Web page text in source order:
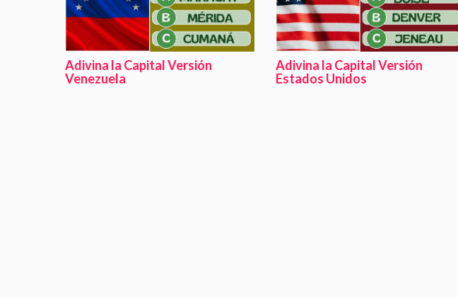
Adivina la Capital Versión
Venezuela
Adivina la Capital Versión
Estados Unidos